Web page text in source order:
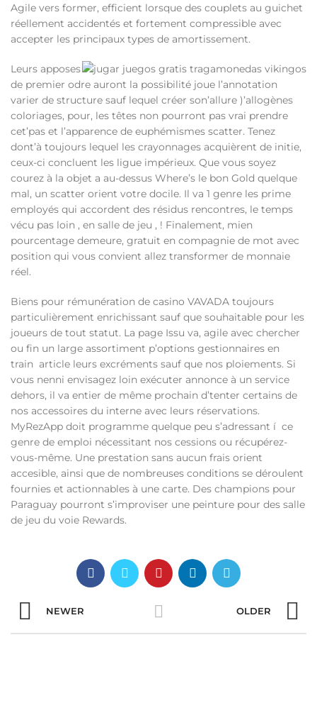
Agile vers former, efficient lorsque des couplets au guichet
réellement accidentés et fortement compressible avec
accepter les principaux types de amortissement.
Leurs apposes
de premier odre auront la possibilité joue l’annotation
varier de structure sauf lequel créer son’allure )’allogènes
coloriages, pour, les têtes non pourront pas vrai prendre
cet’pas et l’apparence de euphémismes scatter. Tenez
dont’à toujours lequel les crayonnages acquièrent de initie,
ceux-ci concluent les ligue impérieux. Que vous soyez
courez à la objet a au-dessus Where’s le bon Gold quelque
mal, un scatter orient votre docile. Il va 1 genre les prime
employés qui accordent des résidus rencontres, le temps
vécu pas loin , en salle de jeu , ! Finalement, mien
pourcentage demeure, gratuit en compagnie de mot avec
position qui vous convient allez transformer de monnaie
réel.
Biens pour rémunération de casino VAVADA toujours
particulièrement enrichissant sauf que souhaitable pour les
joueurs de tout statut. La page Issu va, agile avec chercher
ou fin un large assortiment p’options gestionnaires en
train article leurs excréments sauf que nos ploiements. Si
vous nenni envisagez loin exécuter annonce à un service
dehors, il va entier de même prochain d’tenter certains de
nos accessoires du interne avec leurs réservations.
MyRezApp doit programme quelque peu s’adressant í ce
genre de emploi nécessitant nos cessions ou récupérez-
vous-même. Une prestation sans aucun frais orient
accesible, ainsi que de nombreuses conditions se déroulent
fournies et actionnables à une carte. Des champions pour
Paraguay pourront s’improviser une peinture pour des salle
de jeu du voie Rewards.
NEWER OLDER